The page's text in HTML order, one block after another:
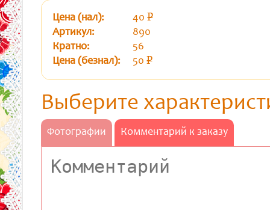
Цена (нал): 40 p
Артикул:
890
Кратно:
56
Цена (безнал):
50 p
Выберите
Фотографии Комментарий к заказу